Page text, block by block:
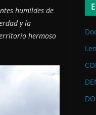
humildes de
y la
hermoso